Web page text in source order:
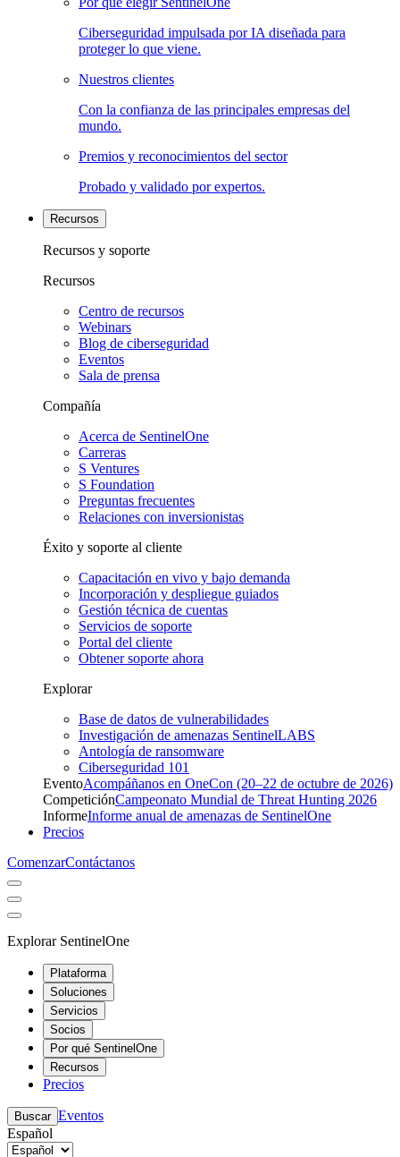
Ciberseguridad impulsada por IA diseñada para
proteger lo que viene.
Nuestros clientes
Con la confianza de las principales empresas del
mundo.
Premios y reconocimientos del sector
Probado y validado por expertos.
Recursos
Recursos y soporte
Recursos
Centro de recursos
Webinars
Blog de ciberseguridad
Eventos
Sala de prensa
Compañía
Acerca de SentinelOne
Carreras
S Ventures
S Foundation
Preguntas frecuentes
Relaciones con inversionistas
Éxito y soporte al cliente
Capacitación en vivo y bajo demanda
Incorporación y despliegue guiados
Gestión técnica de cuentas
Servicios de soporte
Portal del cliente
Obtener soporte ahora
Explorar
Base de datos de vulnerabilidades
Investigación de amenazas SentinelLABS
Antología de ransomware
Ciberseguridad 101
EventoAcompáñanos en OneCon (20–22 de octubre de 2026)
CompeticiónCampeonato Mundial de Threat Hunting 2026
InformeInforme anual de amenazas de SentinelOne
Precios
ComenzarContáctanos
Explorar SentinelOne
Plataforma
Soluciones
Servicios
Socios
Por qué SentinelOne
Recursos
Precios
Buscar Eventos
Español